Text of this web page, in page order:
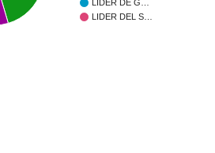
LIDER DE G…
LIDER DEL S…